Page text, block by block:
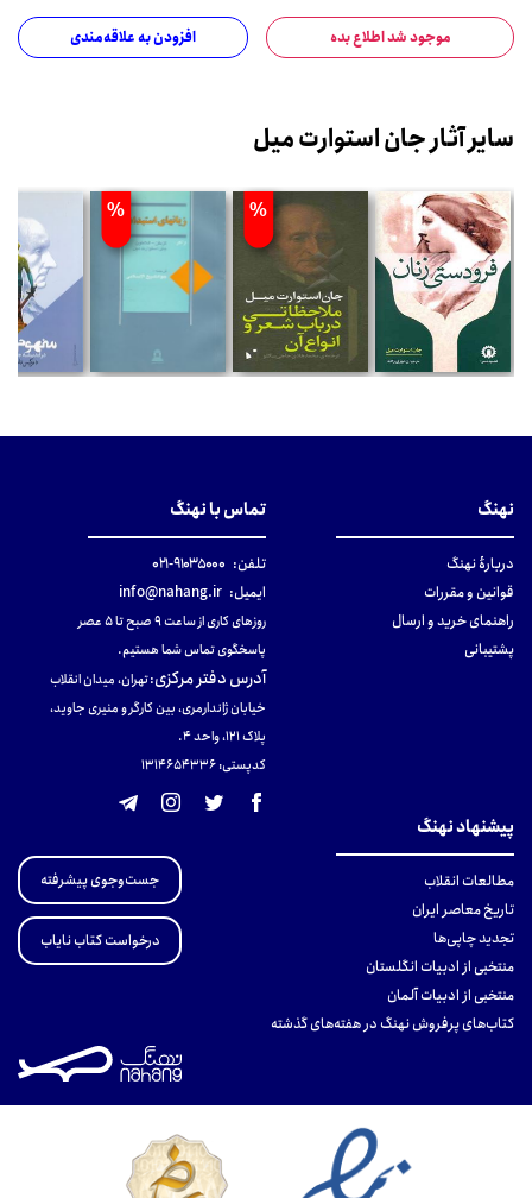
موجود شد اطلاع بده افزودن به علاقه‌مندی
سایر آثار جان استوارت میل
%
نهنگ
دربارهٔ نهنگ
قوانین و مقررات
راهنمای خرید و ارسال
پشتیبانی
تماس با نهنگ
تلفن: ۹۱۰۳۵۰۰۰-۰۲۱
ایمیل: info@nahang.ir
روزهای کاری از ساعت ۹ صبح تا ۵ عصر
پاسخگوی تماس شما هستیم.
آدرس دفتر مرکزی:تهران، میدان انقلاب
خیابان ژاندارمری، بین کارگر و منیری جاوید،
پلاک 121، واحد ۴.
کدپستی: 131465433۶
پیشنهاد نهنگ
مطالعات انقلاب
تاریخ معاصر ایران
تجدید چاپی‌ها
منتخبی از ادبیات انگلستان
منتخبی از ادبیات آلمان
کتاب‌های پرفروش نهنگ در هفته‌های گذشته
جست‌وجوی پیشرفته
درخواست کتاب نایاب